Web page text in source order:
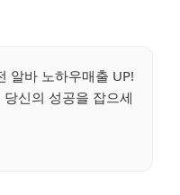
알바 노하우매출 UP!
신의 성공을 잡으세